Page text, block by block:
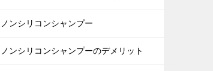
ノンシリコンシャンプー
ノンシリコンシャンプーのデメリット